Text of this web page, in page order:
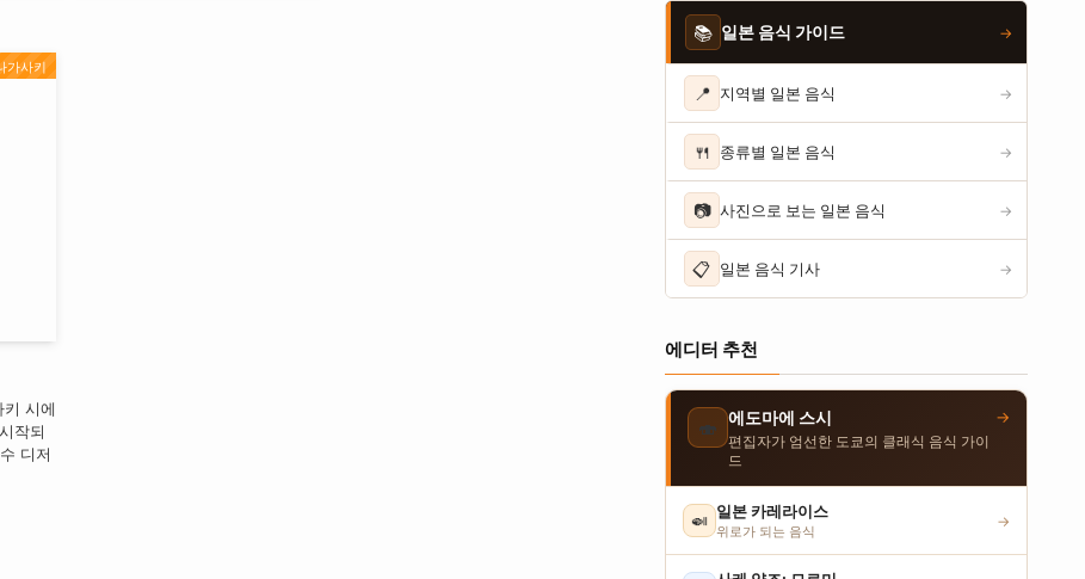
가사키
시에
작되
디저
📚 일본 음식 가이드 →
📍 지역별 일본 음식 →
🍴 종류별 일본 음식 →
📷 사진으로 보는 일본 음식 →
📋 일본 음식 기사 →
에디터 추천
🍣 에도마에 스시
편집자가 엄선한 도쿄의 클래식 음식 가이
드
→
🍛 일본 카레라이스
위로가 되는 음식
→